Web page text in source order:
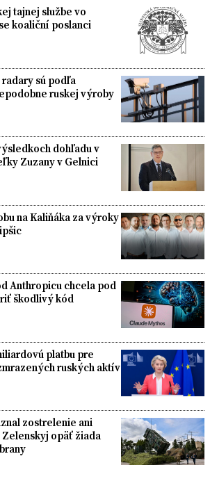
tajnej službe vo
koaliční poslanci
sú podľa
ruskej výroby
dohľadu v
Zuzany v Gelnici
na Kaliňáka za výroky
Anthropicu chcela pod
škodlivý kód
platbu pre
ruských aktív
zostrelenie ani
opäť žiada